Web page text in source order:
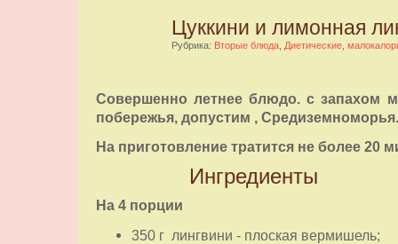
Цуккини и лимонная
Рубрика: Вторые блюда, Диетические,
Совершенно летнее блюдо. с запахом
побережья, допустим , Средиземноморья.
На приготовление тратится не более 20
Ингредиенты
На 4 порции
350 г лингвини - плоская вермишель;